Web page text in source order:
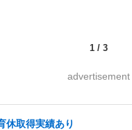
1 / 3
advertisement
休取得実績あり